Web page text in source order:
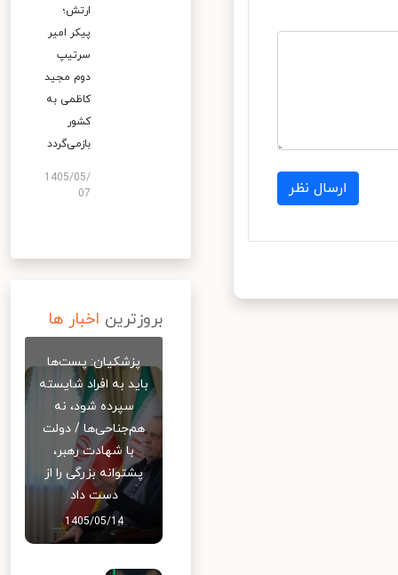
ارسال نظر
ارتش؛
پیکر امیر
سرتیپ
دوم مجید
کاظمی به
کشور
بازمی‌گردد
1405/05/
07
بروزترین اخبار ها
پزشکیان: پست‌ها
باید به افراد شایسته
سپرده شود، نه
هم‌جناحی‌ها / دولت
با شهادت رهبر،
پشتوانه بزرگی را از
دست داد
1405/05/14